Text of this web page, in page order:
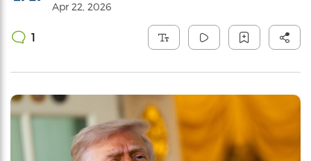
Apr 22, 2026
1